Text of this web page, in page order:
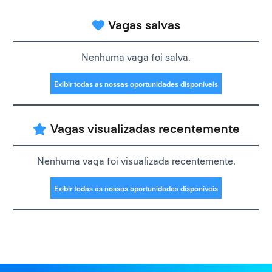
Vagas salvas
Nenhuma vaga foi salva.
Exibir todas as nossas oportunidades disponíveis
Vagas visualizadas recentemente
Nenhuma vaga foi visualizada recentemente.
Exibir todas as nossas oportunidades disponíveis